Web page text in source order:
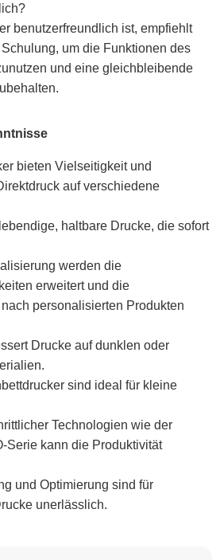
benutzerfreundlich ist, empfiehlt
um die Funktionen des
und eine gleichbleibende
bieten Vielseitigkeit und
auf verschiedene
haltbare Drucke, die sofort
werden die
erweitert und die
personalisierten Produkten
Drucke auf dunklen oder
sind ideal für kleine
Technologien wie der
Serie kann die Produktivität
und Optimierung sind für
unerlässlich.